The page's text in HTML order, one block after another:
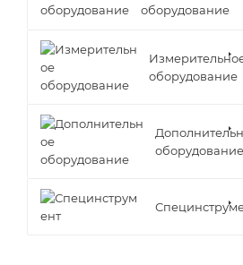
оборудование
оборудование
оборудование